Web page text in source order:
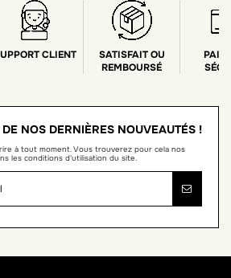
CLIENT
SATISFAIT OU
REMBOURSÉ
NOS DERNIÈRES NOUVEAUTÉS !
à tout moment. Vous trouverez pour cela nos
les conditions d'utilisation du site.